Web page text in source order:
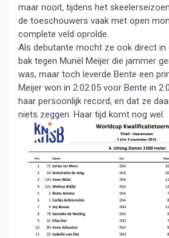
maar nooit, tijdens het
de toeschouwers vaak met open
complete veld oprolde.
Als debutante mocht ze ook direct in
bak tegen Muriël Meijer die jammer
was, maar toch leverde Bente een
Meijer won in 2:02.05 voor Bente in
haar persoonlijk record, en dat ze
niets zeggen. Haar tijd komt nog wel.